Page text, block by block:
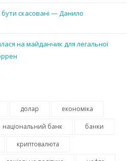
бути скасовані — Данило
на майданчик для легальної
долар економіка
національний банк банки
криптовалюта